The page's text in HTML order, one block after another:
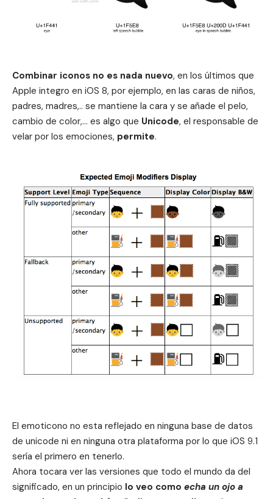
Combinar iconos no es nada nuevo, en los últimos que
Apple integro en iOS 8, por ejemplo, en las caras de niños,
padres, madres,.. se mantiene la cara y se añade el pelo,
cambio de color,… es algo que Unicode, el responsable de
velar por los emociones, permite.
El emoticono no esta reflejado en ninguna base de datos
de unicode ni en ninguna otra plataforma por lo que iOS 9.1
sería el primero en tenerlo.
Ahora tocara ver las versiones que todo el mundo da del
significado, en un principio lo veo como echa un ojo a